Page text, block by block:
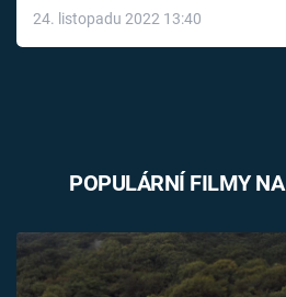
24. listopadu 2022 13:40
POPULÁRNÍ FILMY